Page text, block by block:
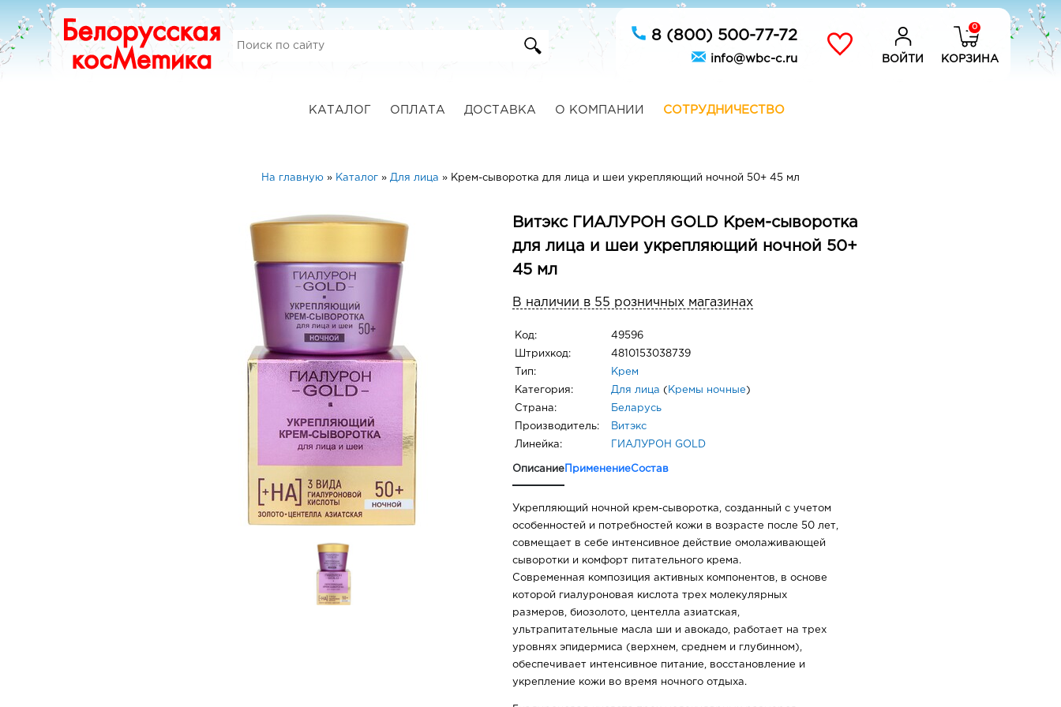
8 (800) 500-77-72
info@wbc-c.ru ВОЙТИ
0
КОРЗИНА
КАТАЛОГ ОПЛАТА ДОСТАВКА О КОМПАНИИ СОТРУДНИЧЕСТВО
На главную » Каталог » Для лица » Крем-сыворотка для лица и шеи укрепляющий ночной 50+ 45 мл
Витэкс ГИАЛУРОН GOLD Крем-сыворотка
для лица и шеи укрепляющий ночной 50+
45 мл
В наличии в 55 розничных магазинах
Код: 49596
Штрихкод: 4810153038739
Тип: Крем
Категория: Для лица ( Кремы ночные )
Страна: Беларусь
Производитель: Витэкс
Линейка: ГИАЛУРОН GOLD
Описание ПрименениеСостав
Укрепляющий ночной крем-сыворотка, созданный с учетом
особенностей и потребностей кожи в возрасте после 50 лет,
совмещает в себе интенсивное действие омолаживающей
сыворотки и комфорт питательного крема.
Современная композиция активных компонентов, в основе
которой гиалуроновая кислота трех молекулярных
размеров, биозолото, центелла азиатская,
ультрапитательные масла ши и авокадо, работает на трех
уровнях эпидермиса (верхнем, среднем и глубинном),
обеспечивает интенсивное питание, восстановление и
укрепление кожи во время ночного отдыха.